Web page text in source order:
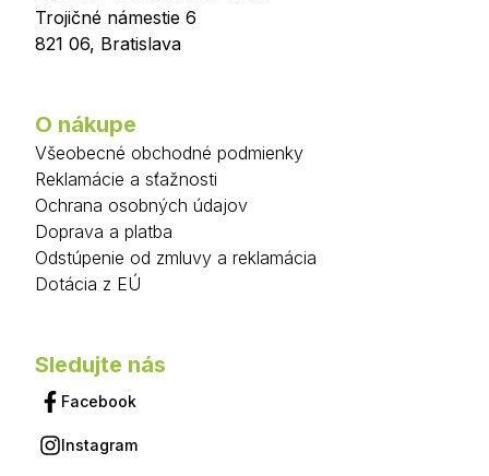
Trojičné námestie 6
821 06, Bratislava
O nákupe
Všeobecné obchodné podmienky
Reklamácie a sťažnosti
Ochrana osobných údajov
Doprava a platba
Odstúpenie od zmluvy a reklamácia
Dotácia z EÚ
Sledujte nás
Facebook
Instagram